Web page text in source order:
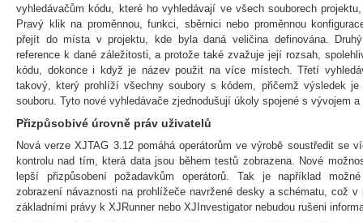
vyhledávačům kódu, které ho vyhledávají ve všech souborech
Pravý klik na proměnnou, funkci, sběrnici nebo proměnnou
přejít do místa v projektu, kde byla daná veličina definována.
reference k dané záležitosti, a protože také zvažuje její rozsah,
kódu, dokonce i když je název použit na více místech. Třetí
takový, který prohlíží všechny soubory s kódem, přičemž výsledek je
souboru. Tyto nové vyhledávače zjednodušují úkoly spojené s vývojem
Přizpůsobivé úrovně práv uživatelů
Nová verze XJTAG 3.12 pomáhá operátorům ve výrobě soustředit se
kontrolu nad tím, která data jsou během testů zobrazena. Nové
lepší přizpůsobení požadavkům operátorů. Tak je například
zobrazení návaznosti na prohlížeče navržené desky a schématu, což v
základními právy k XJRunner nebo XJInvestigator nebudou rušeni